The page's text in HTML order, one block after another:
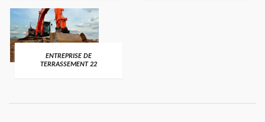
ENTREPRISE DE
TERRASSEMENT 22